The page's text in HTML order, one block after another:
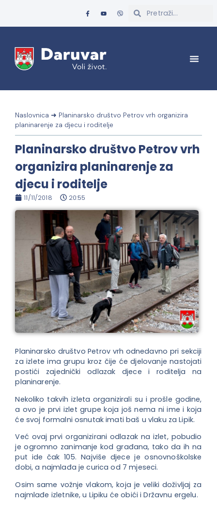
Naslovnica ➜ Planinarsko društvo Petrov vrh organizira
planinarenje za djecu i roditelje
Planinarsko društvo Petrov vrh
organizira planinarenje za
djecu i roditelje
11/11/2018 20:55
Planinarsko društvo Petrov vrh odnedavno pri sekciji
za izlete ima grupu kroz čije će djelovanje nastojati
postići zajednički odlazak djece i roditelja na
planinarenje.
Nekoliko takvih izleta organizirali su i prošle godine,
a ovo je prvi izlet grupe koja još nema ni ime i koja
će svoj formalni osnutak imati baš u vlaku za Lipik.
Već ovaj prvi organizirani odlazak na izlet, pobudio
je ogromno zanimanje kod građana, tako da ih na
put ide čak 105. Najviše djece je osnovnoškolske
dobi, a najmlađa je curica od 7 mjeseci.
Osim same vožnje vlakom, koja je veliki doživljaj za
najmlađe izletnike, u Lipiku će obići i Državnu ergelu.